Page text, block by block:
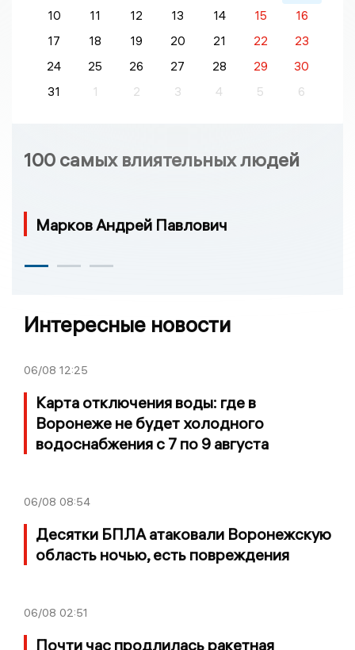
10 11 12 13 14 15
16
17
18 19 20 21 22
23
24
25 26 27 28 29
30
31
1 2 3 4 5 6
100 самых влиятельных людей
Марков Андрей Павлович
Интересные новости
06/08 12:25
Карта отключения воды: где в
Воронеже не будет холодного
водоснабжения с 7 по 9 августа
06/08 08:54
Десятки БПЛА атаковали Воронежскую
область ночью, есть повреждения
06/08 02:51
Почти час продлилась ракетная